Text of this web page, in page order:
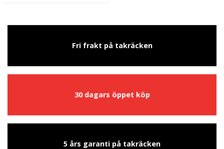
Fri frakt på takräcken
30 dagars öppet köp
5 års garanti på takräcken